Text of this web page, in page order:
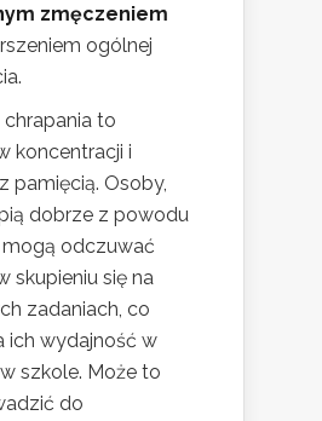
zmęczeniem
ogólnej
chrapania to
koncentracji i
pamięcią. Osoby,
dobrze z powodu
mogą odczuwać
skupieniu się na
zadaniach, co
ich wydajność w
szkole. Może to
do